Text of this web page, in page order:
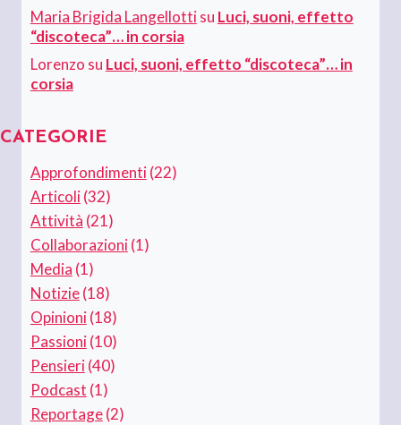
Maria Brigida Langellottisu Luci, suoni, effetto
“discoteca”… in corsia
Lorenzo su Luci, suoni, effetto “discoteca”… in
corsia
CATEGORIE
Approfondimenti(22)
Articoli(32)
Attività (21)
Collaborazioni(1)
Media (1)
Notizie(18)
Opinioni(18)
Passioni(10)
Pensieri(40)
Podcast (1)
Reportage(2)